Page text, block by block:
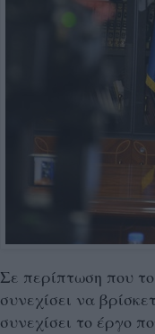
Σε περίπτωση που
συνεχίσει να
συνεχίσει το έργο